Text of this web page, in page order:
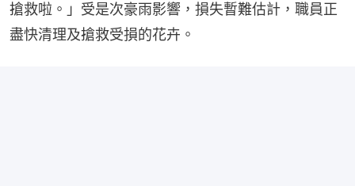
搶救啦。」受是次豪雨影響，損失暫難估計，職員正
盡快清理及搶救受損的花卉。